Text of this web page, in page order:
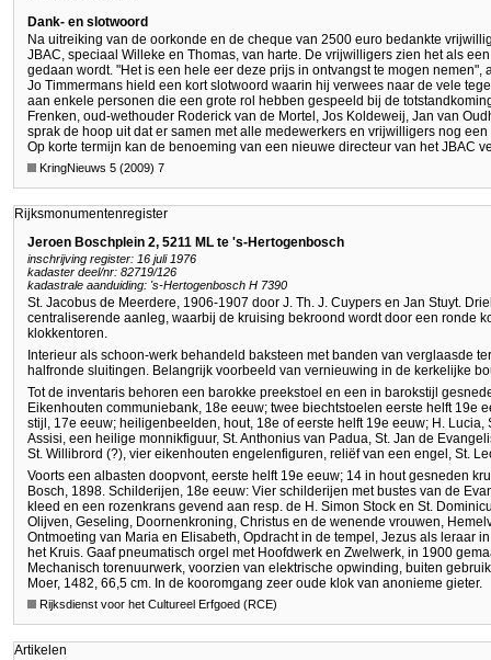
Dank- en slotwoord
Na uitreiking van de oorkonde en de cheque van 2500 euro bedankte
JBAC, speciaal Willeke en Thomas, van harte. De vrijwilligers zien het als
gedaan wordt. "Het is een hele eer deze prijs in ontvangst te mogen nemen",
Jo Timmermans hield een kort slotwoord waarin hij verwees naar de vele
aan enkele personen die een grote rol hebben gespeeld bij de
Frenken, oud-wethouder Roderick van de Mortel, Jos Koldeweij, Jan van
sprak de hoop uit dat er samen met alle medewerkers en vrijwilligers nog
Op korte termijn kan de benoeming van een nieuwe directeur van het JBAC
KringNieuws 5 (2009) 7
Rijksmonumentenregister
Jeroen Boschplein 2, 5211 ML te 's-Hertogenbosch
inschrijving register: 16 juli 1976
kadaster deel/nr: 82719/126
kadastrale aanduiding: 's-Hertogenbosch H 7390
St. Jacobus de Meerdere, 1906-1907 door J. Th. J. Cuypers en Jan Stuyt.
centraliserende aanleg, waarbij de kruising bekroond wordt door een ronde
klokkentoren.
Interieur als schoon-werk behandeld baksteen met banden van verglaasde
halfronde sluitingen. Belangrijk voorbeeld van vernieuwing in de kerkelijke
Tot de inventaris behoren een barokke preekstoel en een in barokstijl
Eikenhouten communiebank, 18e eeuw; twee biechtstoelen eerste helft 19e
stijl, 17e eeuw; heiligenbeelden, hout, 18e of eerste helft 19e eeuw; H. Lucia,
Assisi, een heilige monnikfiguur, St. Anthonius van Padua, St. Jan de
St. Willibrord (?), vier eikenhouten engelenfiguren, reliëf van een engel, St.
Voorts een albasten doopvont, eerste helft 19e eeuw; 14 in hout gesneden
Bosch, 1898. Schilderijen, 18e eeuw: Vier schilderijen met bustes van de
kleed en een rozenkrans gevend aan resp. de H. Simon Stock en St.
Olijven, Geseling, Doornenkroning, Christus en de wenende vrouwen,
Ontmoeting van Maria en Elisabeth, Opdracht in de tempel, Jezus als leraar
het Kruis. Gaaf pneumatisch orgel met Hoofdwerk en Zwelwerk, in 1900
Mechanisch torenuurwerk, voorzien van elektrische opwinding, buiten
Moer, 1482, 66,5 cm. In de kooromgang zeer oude klok van anonieme gieter.
Rijksdienst voor het Cultureel Erfgoed (RCE)
Artikelen